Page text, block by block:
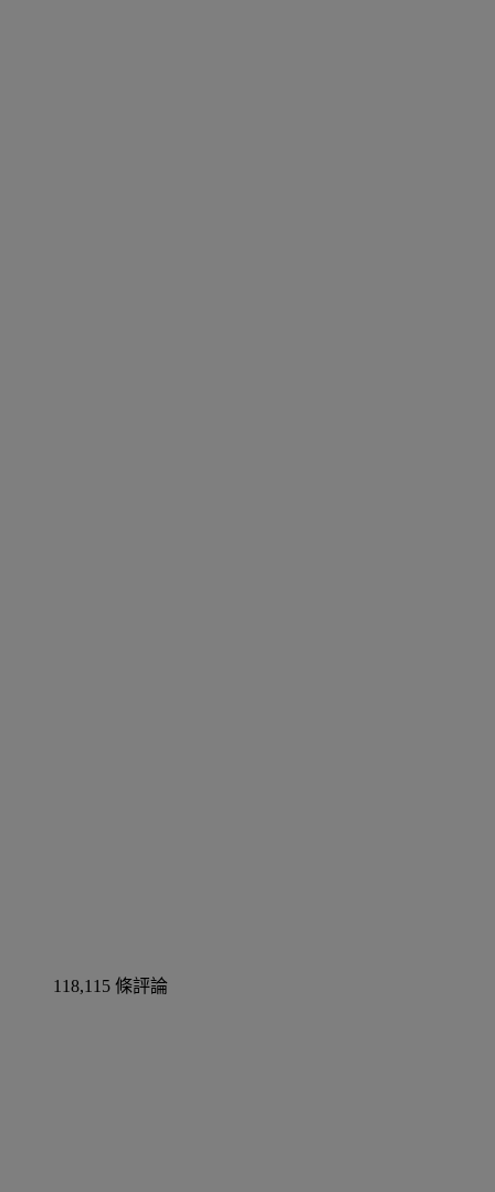
118,115 條評論